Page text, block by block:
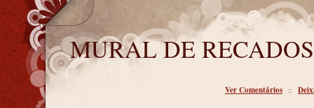
MURAL DE RECADOS
Ver Comentários ::